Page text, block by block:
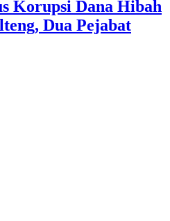
Korupsi Dana Hibah
Dua Pejabat